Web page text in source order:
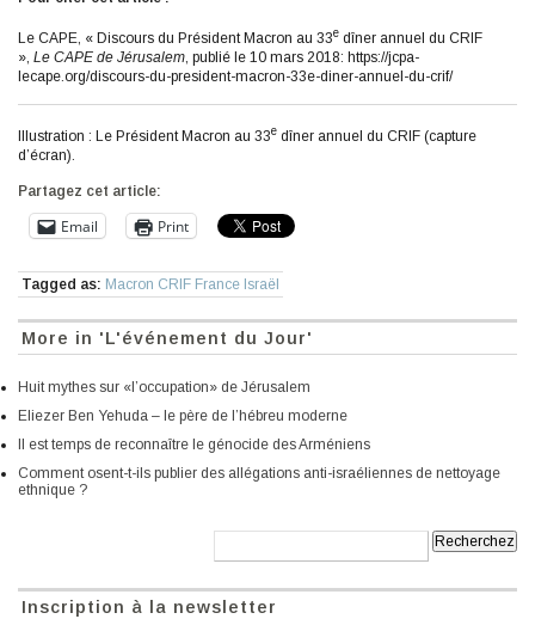
Le CAPE, « Discours du Président Macron au 33e dîner annuel du CRIF
», Le CAPE de Jérusalem, publié le 10 mars 2018: https://jcpa-
lecape.org/discours-du-president-macron-33e-diner-annuel-du-crif/
Illustration : Le Président Macron au 33e dîner annuel du CRIF (capture
d’écran).
Partagez cet article:
Email Print
Tagged as: Macron CRIF France Israël
More in 'L'événement du Jour'
Huit mythes sur «l’occupation» de Jérusalem
Eliezer Ben Yehuda – le père de l’hébreu moderne
Il est temps de reconnaître le génocide des Arméniens
Comment osent-t-ils publier des allégations anti-israéliennes de nettoyage
ethnique ?
Inscription à la newsletter